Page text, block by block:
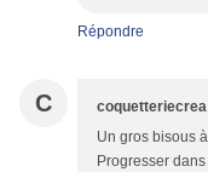
Répondre
C coquetteriecrea
Un gros bisous
Progresser